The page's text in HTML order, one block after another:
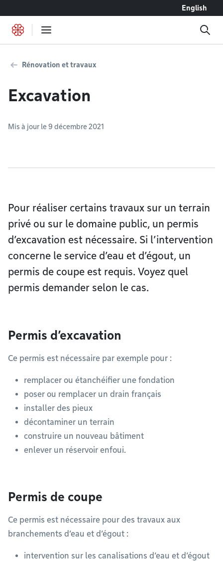
English
Rénovation et travaux
Excavation
Mis à jour le 9 décembre 2021
Pour réaliser certains travaux sur un terrain
privé ou sur le domaine public, un permis
d’excavation est nécessaire. Si l’intervention
concerne le service d’eau et d’égout, un
permis de coupe est requis. Voyez quel
permis demander selon le cas.
Permis d’excavation
Ce permis est nécessaire par exemple pour :
remplacer ou étanchéifier une fondation
poser ou remplacer un drain français
installer des pieux
décontaminer un terrain
construire un nouveau bâtiment
enlever un réservoir enfoui.
Permis de coupe
Ce permis est nécessaire pour des travaux aux
branchements d’eau et d’égout :
intervention sur les canalisations d’eau et d’égout